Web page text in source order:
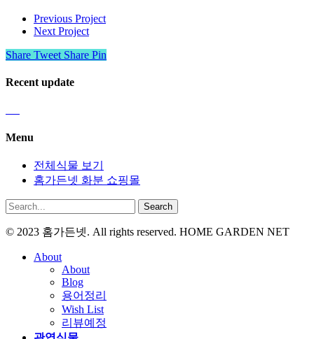
Previous Project
Next Project
Share Tweet Share Pin
Recent update
Menu
전체식물 보기
홈가든넷 화분 쇼핑몰
Search
© 2023 홈가든넷. All rights reserved. HOME GARDEN NET
About
About
Blog
용어정리
Wish List
리뷰예정